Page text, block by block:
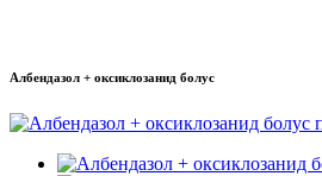
Албендазол + оксиклозанид болус